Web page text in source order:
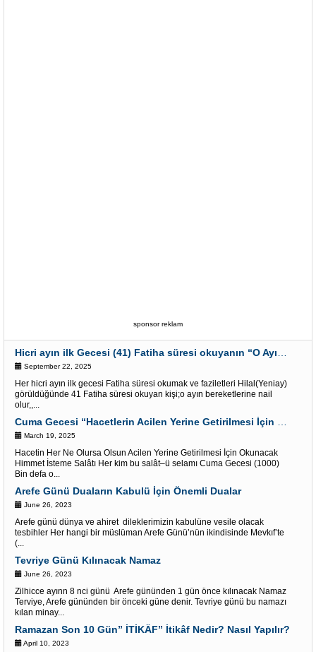
sponsor reklam
September 22, 2025
Her hicri ayın ilk gecesi Fatiha süresi okumak ve faziletleri Hilal(Yeniay)
görüldüğünde 41 Fatiha süresi okuyan kişi;o ayın bereketlerine nail
olur,,...
March 19, 2025
Hacetin Her Ne Olursa Olsun Acilen Yerine Getirilmesi İçin Okunacak
Himmet İsteme Salâtı Her kim bu salât–ü selamı Cuma Gecesi (1000)
Bin defa o...
Arefe Günü Duaların Kabulü İçin Önemli Dualar
June 26, 2023
Arefe günü dünya ve ahiret dileklerimizin kabulüne vesile olacak
tesbihler Her hangi bir müslüman Arefe Günü’nün ikindisinde Mevkıf’te
(...
Tevriye Günü Kılınacak Namaz
June 26, 2023
Zilhicce ayınn 8 nci günü Arefe gününden 1 gün önce kılınacak Namaz
Terviye, Arefe gününden bir önceki güne denir. Tevriye günü bu namazı
kılan minay...
Ramazan Son 10 Gün” İTİKÂF” İtikâf Nedir? Nasıl Yapılır?
April 10, 2023